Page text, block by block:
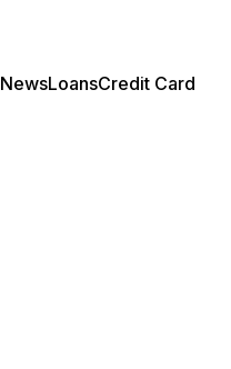
NewsLoansCredit Card